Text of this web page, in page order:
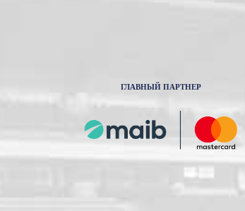
ГЛАВНЫЙ ПАРТНЕР